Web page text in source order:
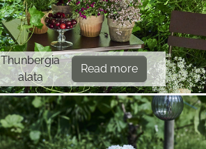
Thunbergia
alata
Read more